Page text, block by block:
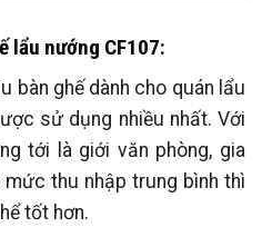
lẩu nướng CF107:
bàn ghế dành cho quán lẩu
sử dụng nhiều nhất. Với
tới là giới văn phòng, gia
thu nhập trung bình thì
tốt hơn.